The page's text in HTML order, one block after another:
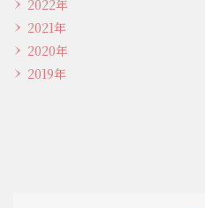
2022年
2021年
2020年
2019年